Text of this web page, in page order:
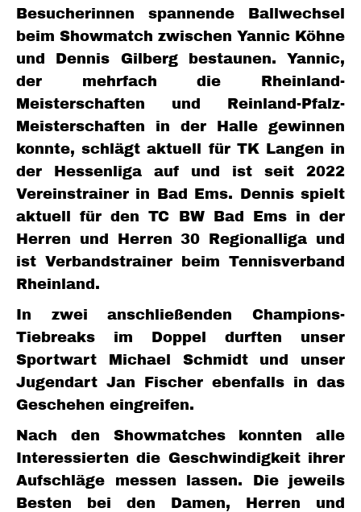
Besucherinnen spannende Ballwechsel
beim Showmatch zwischen Yannic Köhne
und Dennis Gilberg bestaunen. Yannic,
der mehrfach die Rheinland-
Meisterschaften und Reinland-Pfalz-
Meisterschaften in der Halle gewinnen
konnte, schlägt aktuell für TK Langen in
der Hessenliga auf und ist seit 2022
Vereinstrainer in Bad Ems. Dennis spielt
aktuell für den TC BW Bad Ems in der
Herren und Herren 30 Regionalliga und
ist Verbandstrainer beim Tennisverband
Rheinland.
In zwei anschließenden Champions-
Tiebreaks im Doppel durften unser
Sportwart Michael Schmidt und unser
Jugendart Jan Fischer ebenfalls in das
Geschehen eingreifen.
Nach den Showmatches konnten alle
Interessierten die Geschwindigkeit ihrer
Aufschläge messen lassen. Die jeweils
Besten bei den Damen, Herren und